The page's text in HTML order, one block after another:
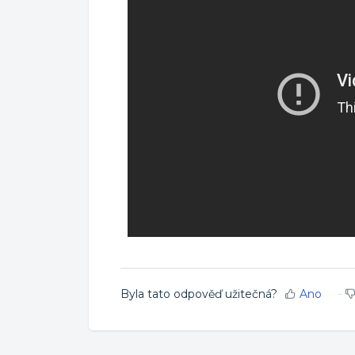
Byla tato odpověď užitečná? Ano